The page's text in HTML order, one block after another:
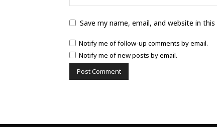
Save my name, email, and website in
Notify me of follow-up comments by email.
Notify me of new posts by email.